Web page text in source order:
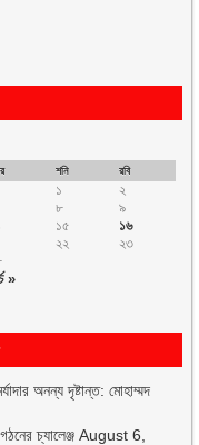
শনি রবি
»
১
২
৮
৯
১৫
১৬
২২
২৩
অনন্য দৃষ্টান্ত: মোহাম্মদ
চ্যালেঞ্জ August 6,